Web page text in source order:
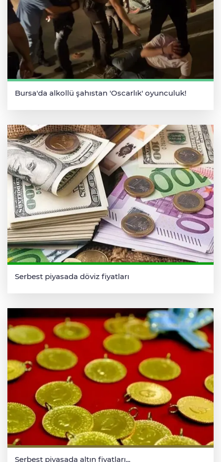
Bursa'da alkollü şahıstan 'Oscarlık' oyunculuk!
Serbest piyasada döviz fiyatları
Serbest piyasada altın fiyatları...